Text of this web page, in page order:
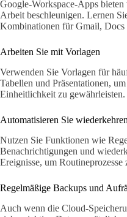
Google-Workspace-Apps
Arbeit beschleunigen. Lernen
Kombinationen für Gmail, Docs
Arbeiten Sie mit Vorlagen
Verwenden Sie Vorlagen für
Tabellen und Präsentationen,
Einheitlichkeit zu gewährleisten.
Automatisieren Sie
Nutzen Sie Funktionen wie
Benachrichtigungen und
Ereignisse, um Routineprozesse
Regelmäßige Backups und
Auch wenn die Cloud-